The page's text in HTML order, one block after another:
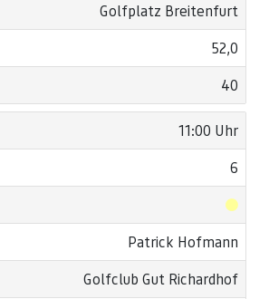
Golfplatz Breitenfurt
52,0
40
11:00 Uhr
6
Patrick Hofmann
Golfclub Gut Richardhof